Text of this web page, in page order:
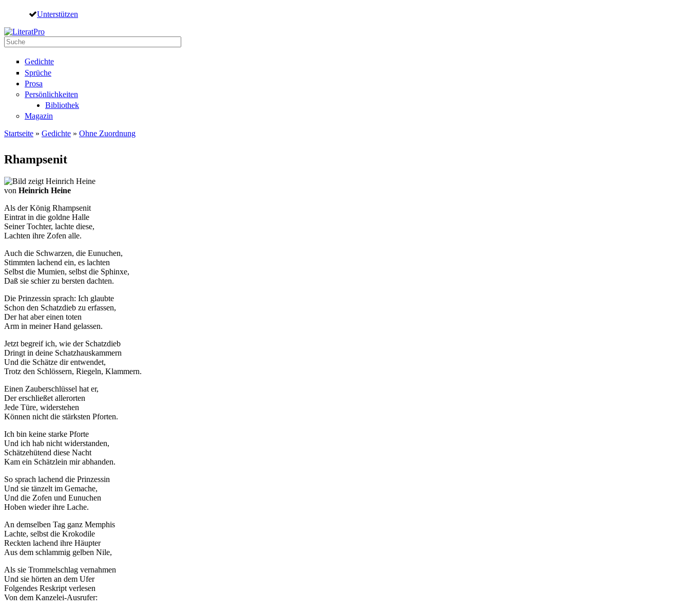
Direkt zum Inhalt
Unterstützen
Suche
Gedichte
Sprüche
Prosa
Persönlichkeiten
Bibliothek
Magazin
Startseite » Gedichte » Ohne Zuordnung
Rhampsenit
von Heinrich Heine
Als der König Rhampsenit
Eintrat in die goldne Halle
Seiner Tochter, lachte diese,
Lachten ihre Zofen alle.
Auch die Schwarzen, die Eunuchen,
Stimmten lachend ein, es lachten
Selbst die Mumien, selbst die Sphinxe,
Daß sie schier zu bersten dachten.
Die Prinzessin sprach: Ich glaubte
Schon den Schatzdieb zu erfassen,
Der hat aber einen toten
Arm in meiner Hand gelassen.
Jetzt begreif ich, wie der Schatzdieb
Dringt in deine Schatzhauskammern
Und die Schätze dir entwendet,
Trotz den Schlössern, Riegeln, Klammern.
Einen Zauberschlüssel hat er,
Der erschließet allerorten
Jede Türe, widerstehen
Können nicht die stärksten Pforten.
Ich bin keine starke Pforte
Und ich hab nicht widerstanden,
Schätzehütend diese Nacht
Kam ein Schätzlein mir abhanden.
So sprach lachend die Prinzessin
Und sie tänzelt im Gemache,
Und die Zofen und Eunuchen
Hoben wieder ihre Lache.
An demselben Tag ganz Memphis
Lachte, selbst die Krokodile
Reckten lachend ihre Häupter
Aus dem schlammig gelben Nile,
Als sie Trommelschlag vernahmen
Und sie hörten an dem Ufer
Folgendes Reskript verlesen
Von dem Kanzelei-Ausrufer: